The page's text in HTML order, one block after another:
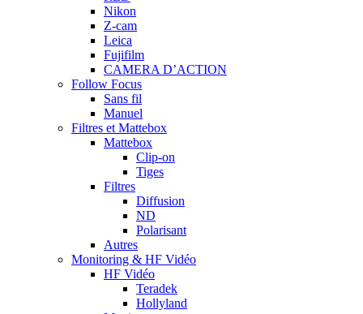
Nikon
Z-cam
Leica
Fujifilm
CAMERA D’ACTION
Follow Focus
Sans fil
Manuel
Filtres et Mattebox
Mattebox
Clip-on
Tiges
Filtres
Diffusion
ND
Polarisant
Autres
Monitoring & HF Vidéo
HF Vidéo
Teradek
Hollyland